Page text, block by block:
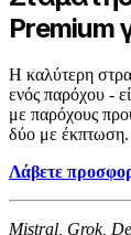
Premium
Η καλύτερη
ενός παρόχου -
με παρόχους
δύο με έκπτωση.
Λάβετε
Mistral, Grok,